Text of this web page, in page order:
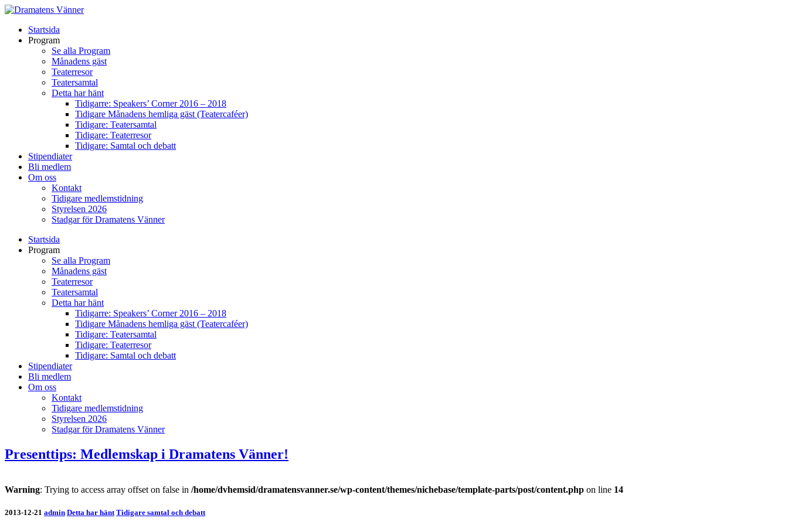
Startsida
Program
Se alla Program
Månadens gäst
Teaterresor
Teatersamtal
Detta har hänt
Tidigarre: Speakers’ Corner 2016 – 2018
Tidigare Månadens hemliga gäst (Teatercaféer)
Tidigare: Teatersamtal
Tidigare: Teaterresor
Tidigare: Samtal och debatt
Stipendiater
Bli medlem
Om oss
Kontakt
Tidigare medlemstidning
Styrelsen 2026
Stadgar för Dramatens Vänner
Startsida
Program
Se alla Program
Månadens gäst
Teaterresor
Teatersamtal
Detta har hänt
Tidigarre: Speakers’ Corner 2016 – 2018
Tidigare Månadens hemliga gäst (Teatercaféer)
Tidigare: Teatersamtal
Tidigare: Teaterresor
Tidigare: Samtal och debatt
Stipendiater
Bli medlem
Om oss
Kontakt
Tidigare medlemstidning
Styrelsen 2026
Stadgar för Dramatens Vänner
Presenttips: Medlemskap i Dramatens Vänner!
Warning: Trying to access array offset on false in /home/dvhemsid/dramatensvanner.se/wp-content/themes/nichebase/template-parts/post/content.php on line 14
2013-12-21 admin Detta har hänt Tidigare samtal och debatt